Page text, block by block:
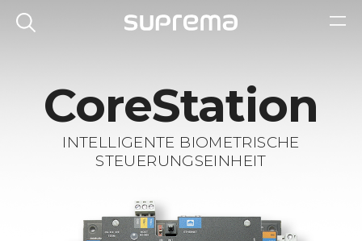
CoreStation
INTELLIGENTE BIOMETRISCHE
STEUERUNGSEINHEIT